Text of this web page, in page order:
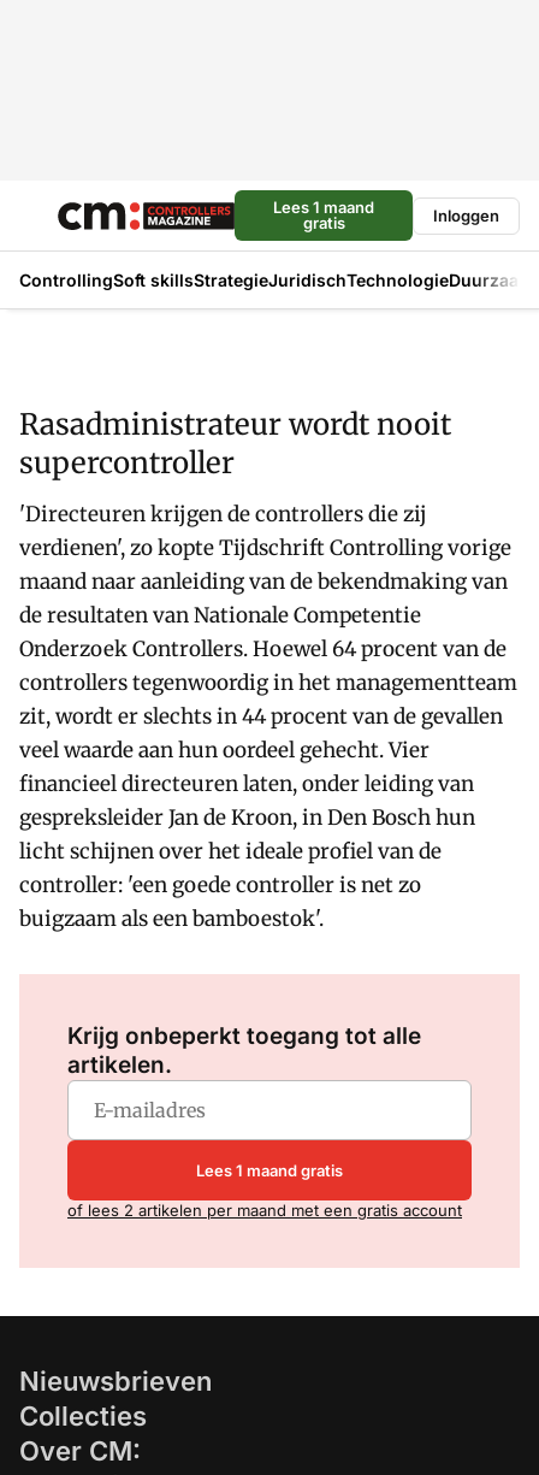
Lees 1 maand
gratis
Inloggen
ControllingSoft skillsStrategieJuridischTechnologie
Rasadministrateur wordt nooit
supercontroller
'Directeuren krijgen de controllers die zij
verdienen', zo kopte Tijdschrift Controlling vorige
maand naar aanleiding van de bekendmaking van
de resultaten van Nationale Competentie
Onderzoek Controllers. Hoewel 64 procent van de
controllers tegenwoordig in het managementteam
zit, wordt er slechts in 44 procent van de gevallen
veel waarde aan hun oordeel gehecht. Vier
financieel directeuren laten, onder leiding van
gespreksleider Jan de Kroon, in Den Bosch hun
licht schijnen over het ideale profiel van de
controller: 'een goede controller is net zo
buigzaam als een bamboestok'.
Krijg onbeperkt toegang tot alle
artikelen.
Lees 1 maand gratis
of lees 2 artikelen per maand met een gratis account
Nieuwsbrieven
Collecties
Over CM: